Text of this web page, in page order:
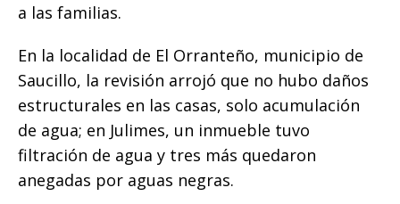
a las familias.
En la localidad de El Orranteño, municipio de
Saucillo, la revisión arrojó que no hubo daños
estructurales en las casas, solo acumulación
de agua; en Julimes, un inmueble tuvo
filtración de agua y tres más quedaron
anegadas por aguas negras.